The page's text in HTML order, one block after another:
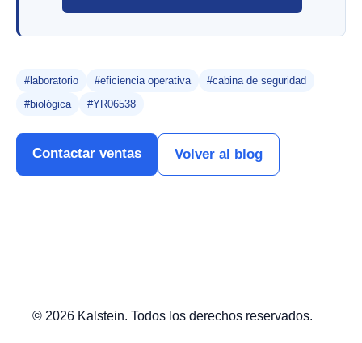
#laboratorio #eficiencia operativa
#cabina de seguridad
#biológica
#YR06538
Contactar ventas Volver al blog
© 2026 Kalstein. Todos los derechos reservados.